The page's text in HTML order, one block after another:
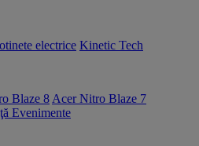
electrice Kinetic Tech
Blaze 8 Acer Nitro Blaze 7
Evenimente